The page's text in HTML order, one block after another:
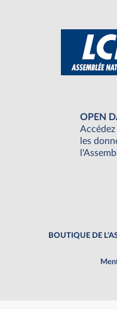
OPEN
les
BOUTIQUE DE